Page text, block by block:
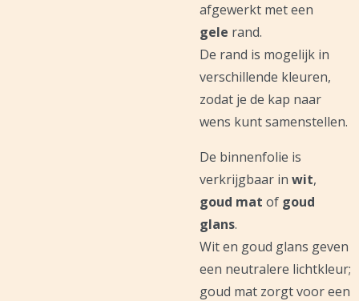
afgewerkt met een
gele rand.
De rand is mogelijk in
verschillende kleuren,
zodat je de kap naar
wens kunt samenstellen.
De binnenfolie is
verkrijgbaar in wit,
goud mat of goud
glans.
Wit en goud glans geven
een neutralere lichtkleur;
goud mat zorgt voor een